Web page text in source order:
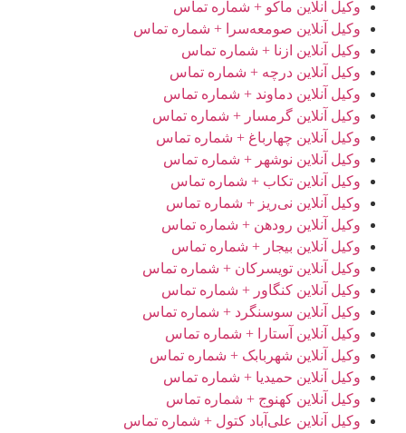
وکیل آنلاین ماکو + شماره تماس
وکیل آنلاین صومعه‌سرا + شماره تماس
وکیل آنلاین ازنا + شماره تماس
وکیل آنلاین درچه + شماره تماس
وکیل آنلاین دماوند + شماره تماس
وکیل آنلاین گرمسار + شماره تماس
وکیل آنلاین چهارباغ + شماره تماس
وکیل آنلاین نوشهر + شماره تماس
وکیل آنلاین تکاب + شماره تماس
وکیل آنلاین نی‌ریز + شماره تماس
وکیل آنلاین رودهن + شماره تماس
وکیل آنلاین بیجار + شماره تماس
وکیل آنلاین تویسرکان + شماره تماس
وکیل آنلاین کنگاور + شماره تماس
وکیل آنلاین سوسنگرد + شماره تماس
وکیل آنلاین آستارا + شماره تماس
وکیل آنلاین شهربابک + شماره تماس
وکیل آنلاین حمیدیا + شماره تماس
وکیل آنلاین کهنوج + شماره تماس
وکیل آنلاین علی‌آباد کتول + شماره تماس